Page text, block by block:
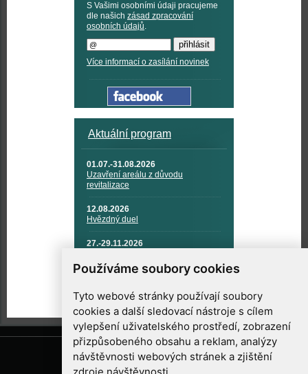
Používáme soubory cookies
Tyto webové stránky používají soubory
cookies a další sledovací nástroje s cílem
vylepšení uživatelského prostředí, zobrazení
přizpůsobeného obsahu a reklam, analýzy
návštěvnosti webových stránek a zjištění
S Vašimi osobními údaji pracujeme
dle našich zásad zpracování
osobních údajů.
Více informací o zasílání novinek
Aktuální program
01.07.-31.08.2026
Uzavření areálu z důvodu
revitalizace
12.08.2026
Hvězdný duel
27.-29.11.2026
TECHNIKA A KOSMICKÉ
TECHNOLOGIE